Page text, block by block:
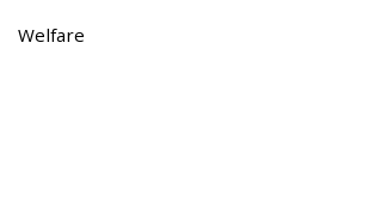
Welfare